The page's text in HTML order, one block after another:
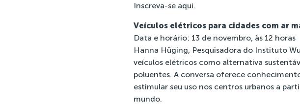
Inscreva-se aqui.
Veículos elétricos para cidades com ar
Data e horário: 13 de novembro, às 12 horas
Hanna Hüging, Pesquisadora do Instituto
veículos elétricos como alternativa
poluentes. A conversa oferece
estimular seu uso nos centros urbanos a
mundo.